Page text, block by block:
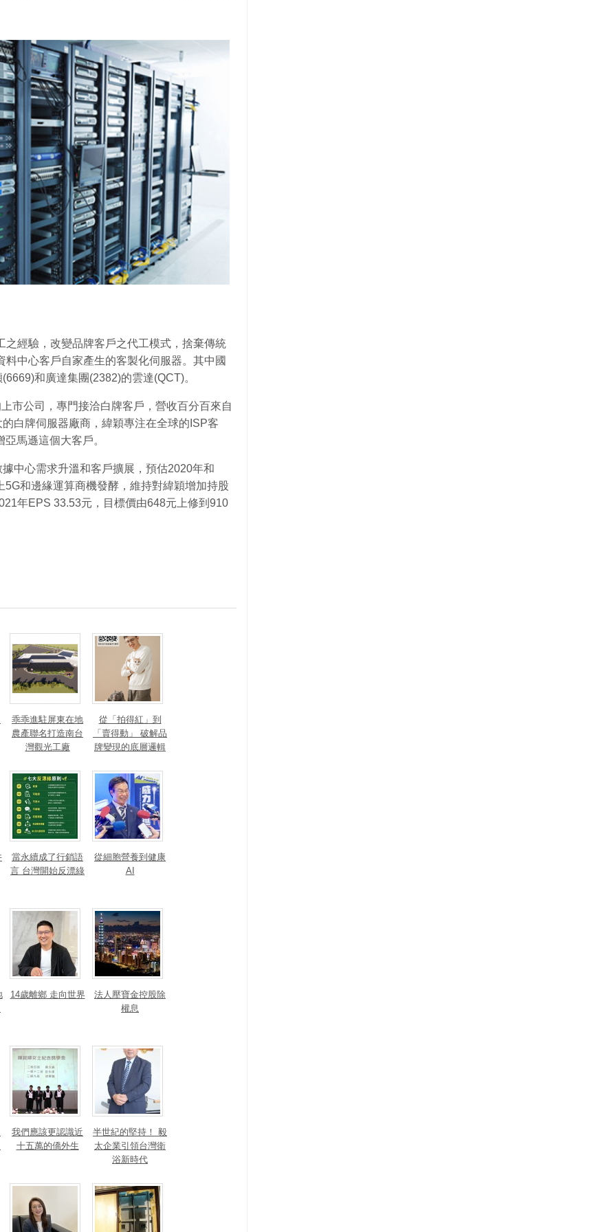
之經驗，改變品牌客戶之代工模式，捨棄傳統
中心客戶自家產生的客製化伺服器。其中國
和廣達集團(2382)的雲達(QCT)。
市公司，專門接洽白牌客戶，營收百分百來自
白牌伺服器廠商，緯穎專注在全球的ISP客
馬遜這個大客戶。
中心需求升溫和客戶擴展，預估2020年和
和邊緣運算商機發酵，維持對緯穎增加持股
年EPS 33.53元，目標價由648元上修到910
乖乖進駐屏東在地
農產聯名打造南台
灣觀光工廠
從「拍得紅」到
「賣得動」 破解品
牌變現的底層邏輯
當永續成了行銷語
言 台灣開始反漂綠
從細胞營養到健康
AI
14歲離鄉 走向世界
法人壓寶金控股除
權息
我們應該更認識近
十五萬的僑外生
半世紀的堅持！ 毅
太企業引領台灣衛
浴新時代